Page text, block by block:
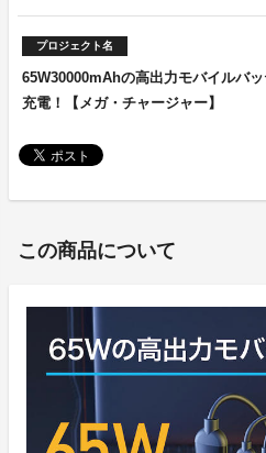
プロジェクト名
65W30000mAhの高出力モバイルバ
充電！【メガ・チャージャー】
この商品について